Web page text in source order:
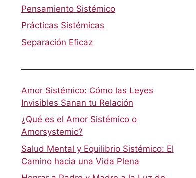
Pensamiento Sistémico
Prácticas Sistémicas
Separación Eficaz
Amor Sistémico: Cómo las Leyes
Invisibles Sanan tu Relación
¿Qué es el Amor Sistémico o
Amorsystemic?
Salud Mental y Equilibrio Sistémico: El
Camino hacia una Vida Plena